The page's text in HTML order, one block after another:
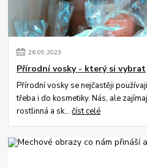
26.09.2023
Přírodní vosky - který si vybrat
Přírodní vosky se nejčastěji
třeba i do kosmetiky. Nás, ale
rostlinná a sk...číst celé